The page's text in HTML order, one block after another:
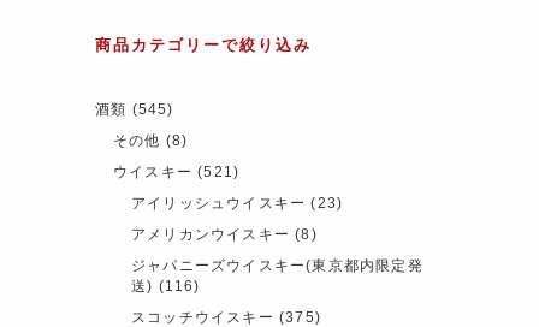
商品カテゴリーで絞り込み
酒類 (545)
その他 (8)
ウイスキー (521)
アイリッシュウイスキー (23)
アメリカンウイスキー (8)
ジャパニーズウイスキー(東京都内限定発
送) (116)
スコッチウイスキー (375)